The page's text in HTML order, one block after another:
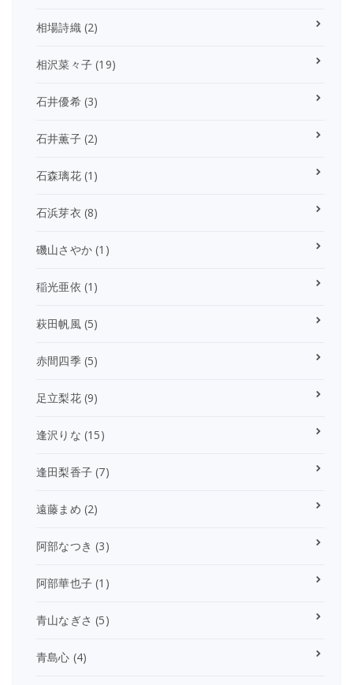
相場詩織 (2)
相沢菜々子 (19)
石井優希(3)
石井薫子(2)
石森璃花(1)
石浜芽衣 (8)
磯山さやか (1)
稲光亜依 (1)
萩田帆風(5)
赤間四季(5)
足立梨花(9)
逢沢りな (15)
逢田梨香子 (7)
遠藤まめ (2)
阿部なつき (3)
阿部華也子 (1)
青山なぎさ (5)
青島心 (4)